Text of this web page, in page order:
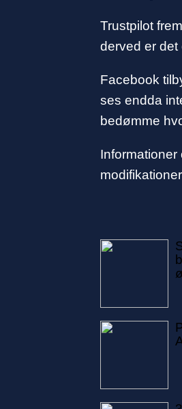
Trustpilot
derved er
Facebook
ses endda
bedømme